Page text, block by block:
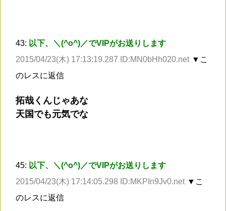
43: 以下、＼(^o^)／でVIPがお送りします
2015/04/23(木) 17:13:19.287 ID:MN0bHh020.net ▼こ
のレスに返信
拓哉くんじゃあな
天国でも元気でな
45: 以下、＼(^o^)／でVIPがお送りします
2015/04/23(木) 17:14:05.298 ID:MKPIn9Jv0.net ▼こ
のレスに返信